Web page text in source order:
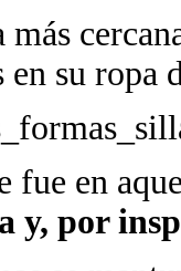
más
en su ropa
fue en
y, por